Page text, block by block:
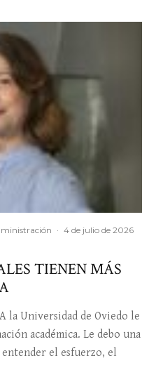
· 4 de julio de 2026
TIENEN MÁS
A la Universidad de Oviedo le
académica. Le debo una
el esfuerzo, el